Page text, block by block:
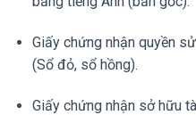
Giấy chứng nhận quyền
(Sổ đỏ, sổ hồng).
Giấy chứng nhận sở hữu